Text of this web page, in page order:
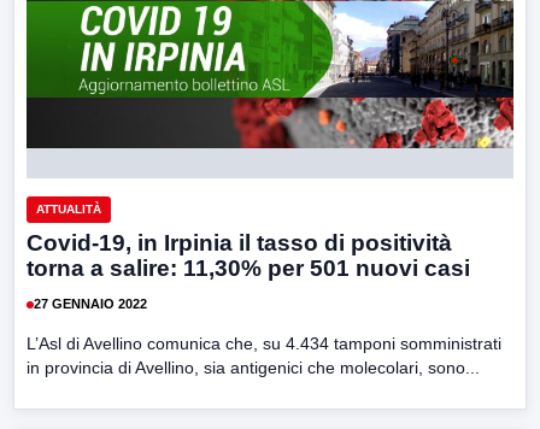
ATTUALITÀ
Covid-19, in Irpinia il tasso di positività
torna a salire: 11,30% per 501 nuovi casi
27 GENNAIO 2022
L’Asl di Avellino comunica che, su 4.434 tamponi somministrati
in provincia di Avellino, sia antigenici che molecolari, sono...